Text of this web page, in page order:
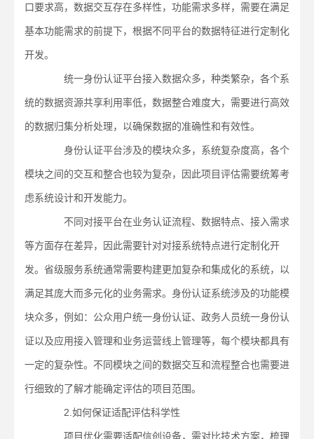
口要求高，数据交互存在多样性，功能需求多样，需要在满足
基本功能需求的前提下，根据不同平台的数据特征进行定制化
开发。
统一身份认证平台接入数据众多，种类繁杂，各个系
统的数据资源共享利用率低，数据整合难度大，需要进行高效
的数据归集分析处理，以确保数据的准确性和有效性。
身份认证平台涉及的模块众多，系统复杂度高，各个
模块之间的交互和整合也较为复杂，因此项目评估需要统筹考
虑系统设计和开发能力。
不同对接平台在业务认证流程、数据特点、接入需求
等方面存在差异，因此需要针对对接系统特点进行定制化开
发。省级服务系统通常需要构建更加复杂和集成化的系统，以
满足其庞大而多元化的业务需求。身份认证系统涉及的功能模
块众多，例如：公众用户统一身份认证、政务人员统一身份认
证以及应用接入管理和业务运营线上管理等，每个模块都具有
一定的复杂性。不同模块之间的数据交互和流程整合也需要进
行细致的了解才能确定评估的项目范围。
2.如何保证适配评估科学性
项目优化需要适配信创设备，需对比技术方案，梳理